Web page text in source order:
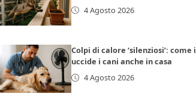
4 Agosto 2026
Colpi di calore ‘silenziosi’: come
uccide i cani anche in casa
4 Agosto 2026